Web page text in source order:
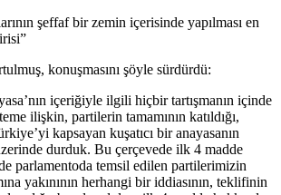
şeffaf bir zemin içerisinde yapılması en
konuşmasını şöyle sürdürdü:
içeriğiyle ilgili hiçbir tartışmanın içinde
ilişkin, partilerin tamamının katıldığı,
kapsayan kuşatıcı bir anayasanın
durduk. Bu çerçevede ilk 4 madde
parlamentoda temsil edilen partilerimizin
yakınının herhangi bir iddiasının, teklifinin